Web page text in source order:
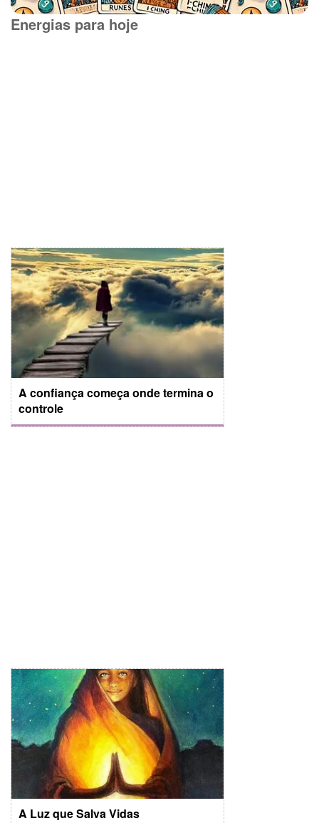
Energias para hoje
A confiança começa onde termina o
controle
A Luz que Salva Vidas